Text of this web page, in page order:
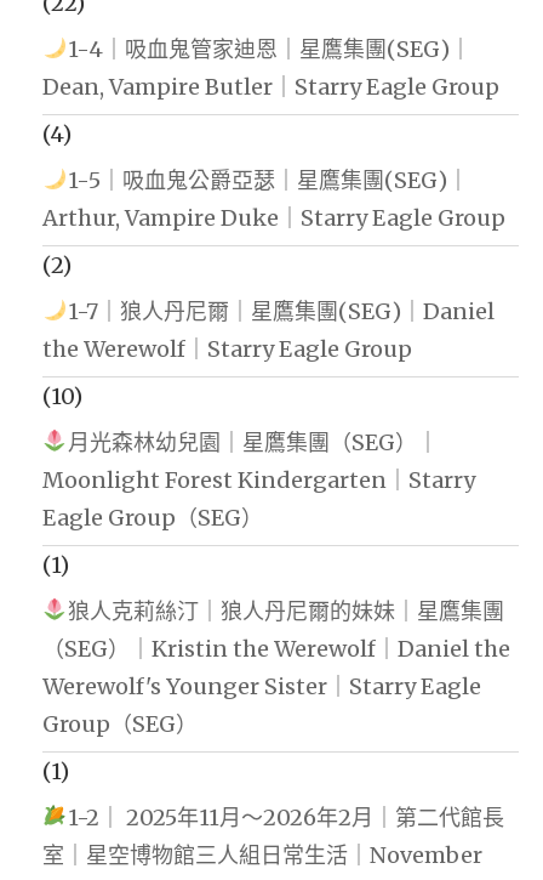
1-4｜吸血鬼管家迪恩｜星鷹集團(SEG)｜
Dean, Vampire Butler｜Starry Eagle Group
(4)
1-5｜吸血鬼公爵亞瑟｜星鷹集團(SEG)｜
Arthur, Vampire Duke｜Starry Eagle Group
(2)
1-7｜狼人丹尼爾｜星鷹集團(SEG)｜Daniel
the Werewolf｜Starry Eagle Group
(10)
月光森林幼兒園｜星鷹集團（SEG）｜
Moonlight Forest Kindergarten｜Starry
Eagle Group（SEG）
(1)
狼人克莉絲汀｜狼人丹尼爾的妹妹｜星鷹集團
（SEG）｜Kristin the Werewolf｜Daniel the
Werewolf's Younger Sister｜Starry Eagle
Group（SEG）
(1)
1-2｜ 2025年11月～2026年2月｜第二代館長
室｜星空博物館三人組日常生活｜November